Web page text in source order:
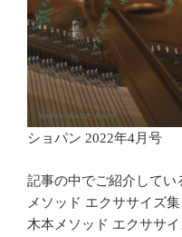
ショパン 2022年4月号
記事の中でご紹介してい
メソッド エクササイズ
木本メソッド エクササ